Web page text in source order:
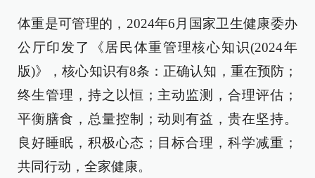
体重是可管理的，2024年6月国家卫生健康委办
公厅印发了《居民体重管理核心知识(2024年
版)》，核心知识有8条：正确认知，重在预防；
终生管理，持之以恒；主动监测，合理评估；
平衡膳食，总量控制；动则有益，贵在坚持。
良好睡眠，积极心态；目标合理，科学减重；
共同行动，全家健康。